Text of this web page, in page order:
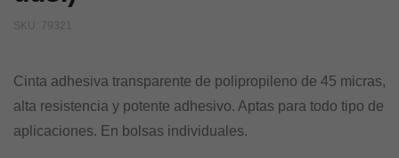
SKU: 79321
Cinta adhesiva transparente de polipropileno de 45 micras,
alta resistencia y potente adhesivo. Aptas para todo tipo de
aplicaciones. En bolsas individuales.